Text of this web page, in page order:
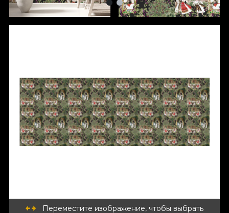
Переместите изображение, чтобы выбрать